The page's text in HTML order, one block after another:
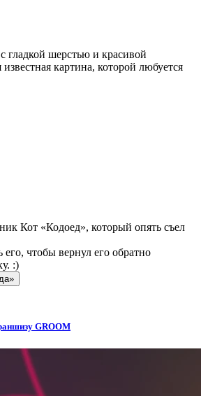
шерстью и красивой
картина, которой любуется
Кот «Кодоед», который опять съел
чтобы вернул его обратно
:)
GROOM